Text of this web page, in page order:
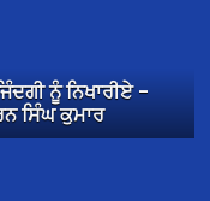
ਨੂੰ ਨਿਖਾਰੀਏ –
ਸਿੰਘ ਕੁਮਾਰ